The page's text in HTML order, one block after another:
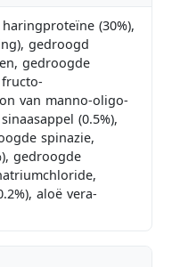
(30%),
gedroogd
gedroogde
van manno-oligo-
(0.5%),
spinazie,
gedroogde
aloë vera-